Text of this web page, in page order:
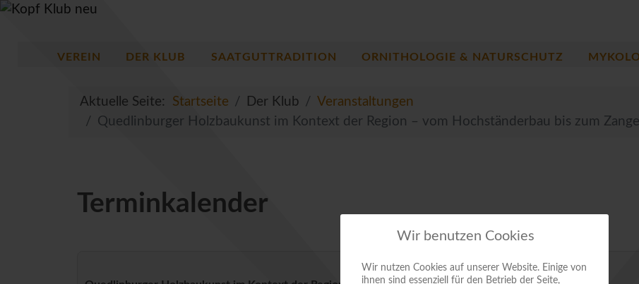
VEREIN DER KLUB SAATGUTTRADITION ORNITHOLOGIE & NATURSCHUTZ
Aktuelle Seite: Startseite Der Klub
Veranstaltungen
Quedlinburger Holzbaukunst im Kontext der Region – vom Hochständerbau bis zum
Terminkalender
Wir benutzen Cookies
Wir nutzen Cookies auf unserer Website. Einige von
ihnen sind essenziell für den Betrieb der Seite,